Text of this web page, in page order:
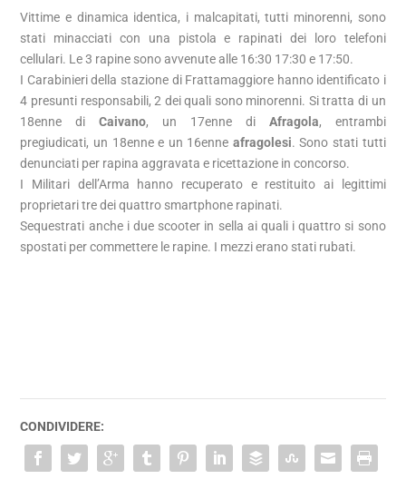
Vittime e dinamica identica, i malcapitati, tutti minorenni, sono
stati minacciati con una pistola e rapinati dei loro telefoni
cellulari. Le 3 rapine sono avvenute alle 16:30 17:30 e 17:50.
I Carabinieri della stazione di Frattamaggiore hanno identificato i
4 presunti responsabili, 2 dei quali sono minorenni. Si tratta di un
18enne diCaivano, un 17enne di Afragola, entrambi
pregiudicati, un 18enne e un 16enne afragolesi. Sono stati tutti
denunciati per rapina aggravata e ricettazione in concorso.
I Militari dell’Arma hanno recuperato e restituito ai legittimi
proprietari tre dei quattro smartphone rapinati.
Sequestrati anche i due scooter in sella ai quali i quattro si sono
spostati per commettere le rapine. I mezzi erano stati rubati.
CONDIVIDERE: